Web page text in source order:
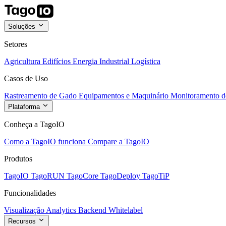
Soluções
Setores
Agricultura Edifícios Energia Industrial Logística
Casos de Uso
Rastreamento de Gado Equipamentos e Maquinário Monitoramento
Plataforma
Conheça a TagoIO
Como a TagoIO funciona Compare a TagoIO
Produtos
TagoIO TagoRUN TagoCore TagoDeploy TagoTiP
Funcionalidades
Visualização Analytics Backend Whitelabel
Recursos